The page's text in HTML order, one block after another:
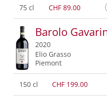
75 cl CHF 89.00
Barolo
2020
Elio Grasso
Piemont
150 cl CHF 199.00